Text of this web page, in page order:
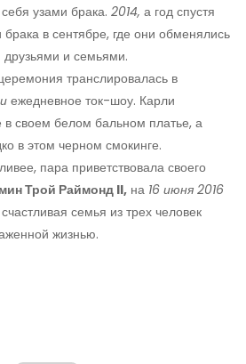
узами брака. 2014, а год спустя
в сентябре, где они обменялись
и семьями.
транслировалась в
ежедневное ток-шоу. Карли
своем белом бальном платье, а
в этом черном смокинге.
пара приветствовала своего
Трой Раймонд II, на 16 июня 2016
семья из трех человек
жизнью.